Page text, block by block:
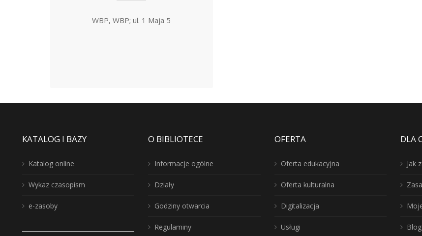
WBP, WBP; ul. 1 Maja 5
KATALOG I BAZY
Katalog online
Wykaz czasopism
e-zasoby
O BIBLIOTECE
Informacje ogólne
Działy
Godziny otwarcia
Regulaminy
OFERTA
Oferta edukacyjna
Oferta kulturalna
Digitalizacja
Usługi
DLA
Jak